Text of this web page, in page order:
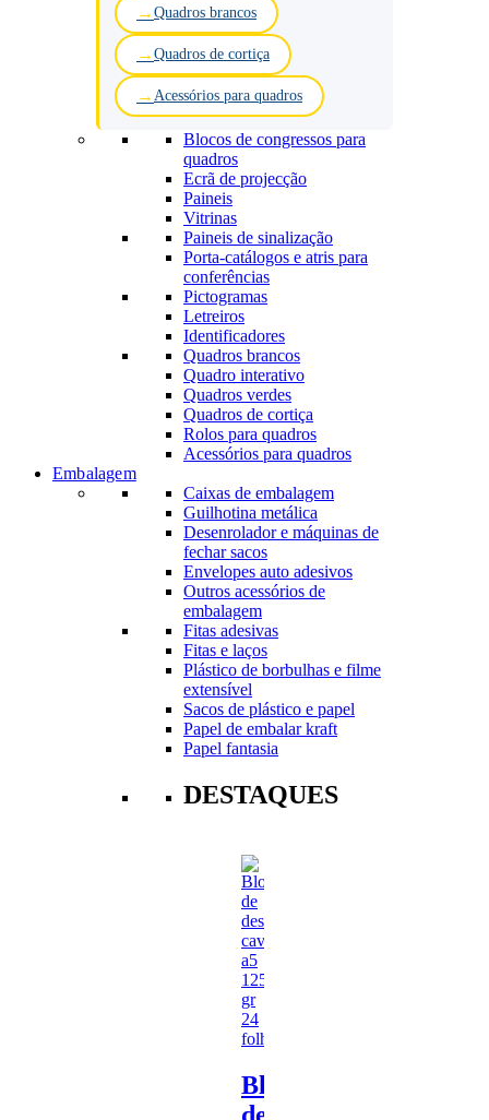
Quadros brancos
Quadros de cortiça
Acessórios para quadros
Blocos de congressos para
quadros
Ecrã de projecção
Paineis
Vitrinas
Paineis de sinalização
Porta-catálogos e atris para
conferências
Pictogramas
Letreiros
Identificadores
Quadros brancos
Quadro interativo
Quadros verdes
Quadros de cortiça
Rolos para quadros
Acessórios para quadros
Embalagem
Caixas de embalagem
Guilhotina metálica
Desenrolador e máquinas de
fechar sacos
Envelopes auto adesivos
Outros acessórios de
embalagem
Fitas adesivas
Fitas e laços
Plástico de borbulhas e filme
extensível
Sacos de plástico e papel
Papel de embalar kraft
Papel fantasia
DESTAQUES
Bloco
de